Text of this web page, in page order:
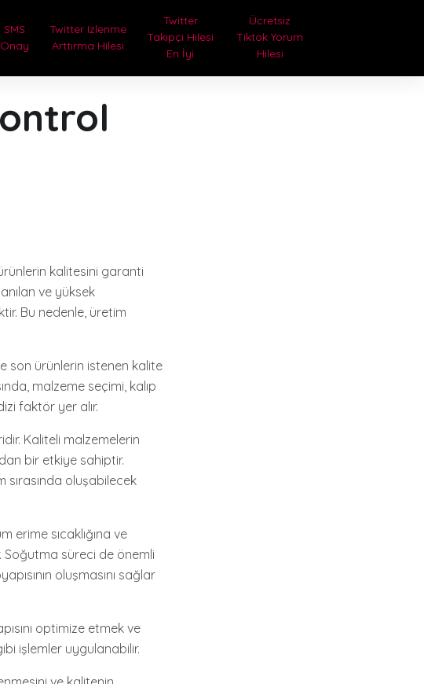
SMS
Onay
Twitter Izlenme
Arttırma Hilesi
Twitter
Takipçi Hilesi
En İyi
Ücretsiz
Tiktok Yorum
Hilesi
kalitesini garanti
ve yüksek
Bu nedenle, üretim
son ürünlerin istenen kalite
malzeme seçimi, kalıp
faktör yer alır.
Kaliteli malzemelerin
bir etkiye sahiptir.
sırasında oluşabilecek
erime sıcaklığına ve
Soğutma süreci de önemli
oluşmasını sağlar
optimize etmek ve
işlemler uygulanabilir.